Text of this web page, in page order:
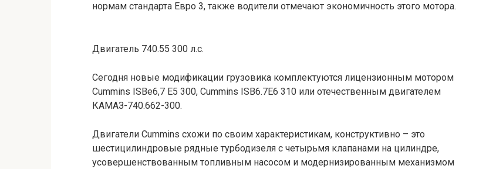
нормам стандарта Евро 3, также водители отмечают экономичность этого мотора.
Двигатель 740.55 300 л.с.
Сегодня новые модификации грузовика комплектуются лицензионным мотором
Cummins ISBe6,7 Е5 300, Cummins ISB6.7Е6 310 или отечественным двигателем
КАМАЗ-740.662-300.
Двигатели Cummins схожи по своим характеристикам, конструктивно – это
шестицилиндровые рядные турбодизеля с четырьмя клапанами на цилиндре,
усовершенствованным топливным насосом и модернизированным механизмом